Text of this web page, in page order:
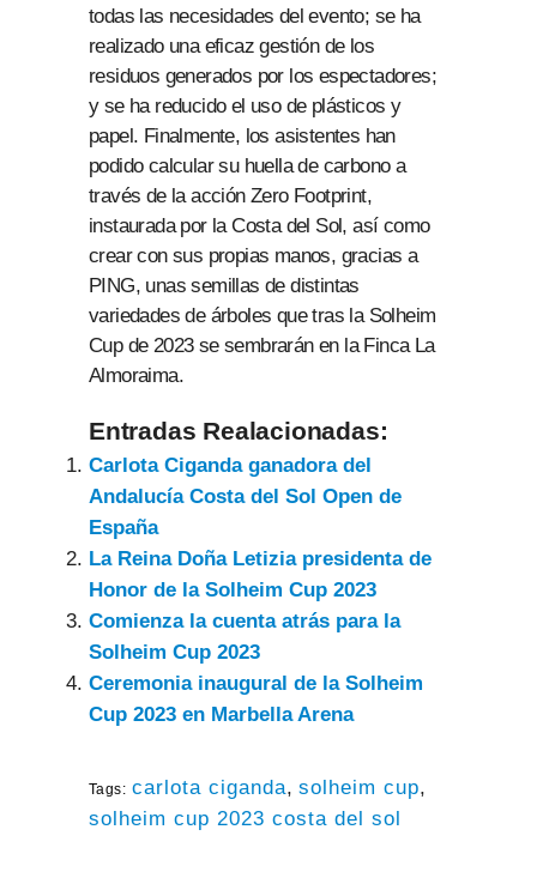
todas las necesidades del evento; se ha
realizado una eficaz gestión de los
residuos generados por los espectadores;
y se ha reducido el uso de plásticos y
papel. Finalmente, los asistentes han
podido calcular su huella de carbono a
través de la acción Zero Footprint,
instaurada por la Costa del Sol, así como
crear con sus propias manos, gracias a
PING, unas semillas de distintas
variedades de árboles que tras la Solheim
Cup de 2023 se sembrarán en la Finca La
Almoraima.
Entradas Realacionadas:
Carlota Ciganda ganadora del
Andalucía Costa del Sol Open de
España
La Reina Doña Letizia presidenta de
Honor de la Solheim Cup 2023
Comienza la cuenta atrás para la
Solheim Cup 2023
Ceremonia inaugural de la Solheim
Cup 2023 en Marbella Arena
Tags: carlota ciganda, solheim cup,
solheim cup 2023 costa del sol